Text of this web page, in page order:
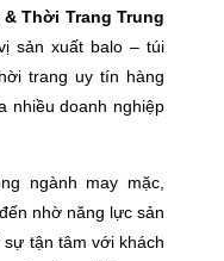
Thời Trang Trung
sản xuất balo – túi
trang uy tín hàng
nhiều doanh nghiệp
ngành may mặc,
nhờ năng lực sản
tận tâm với khách